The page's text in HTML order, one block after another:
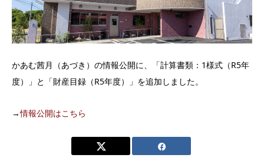
かあむ茜月（あづき）の情報公開に、「計算書類：1様式（R5年
度）」と「財産目録（R5年度）」を追加しました。
→情報公開はこちら